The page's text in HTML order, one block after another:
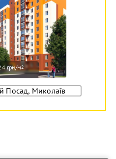
грн/м2
Посад, Миколаїв